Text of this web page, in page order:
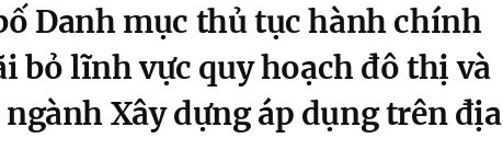
Danh mục thủ tục hành chính
bỏ lĩnh vực quy hoạch đô thị và
Xây dựng áp dụng trên địa